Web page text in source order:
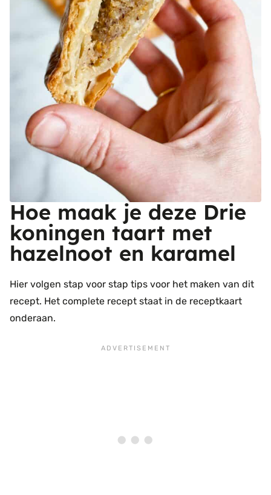
Hoe maak je deze Drie
koningen taart met
hazelnoot en karamel
Hier volgen stap voor stap tips voor het maken van dit
recept. Het complete recept staat in de receptkaart
onderaan.